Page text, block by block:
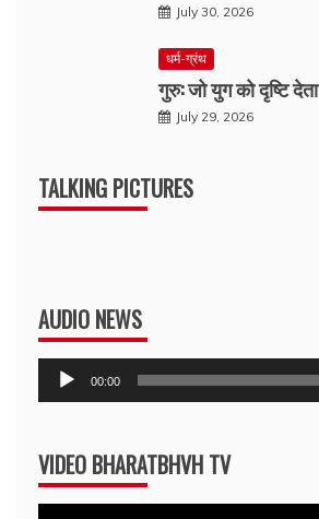
July 30, 2026
धर्म-ग्रंथ
गुरु: जो युग को दृष्टि
July 29, 2026
TALKING PICTURES
AUDIO NEWS
Audio
Player
00:00
VIDEO BHARATBHVH TV